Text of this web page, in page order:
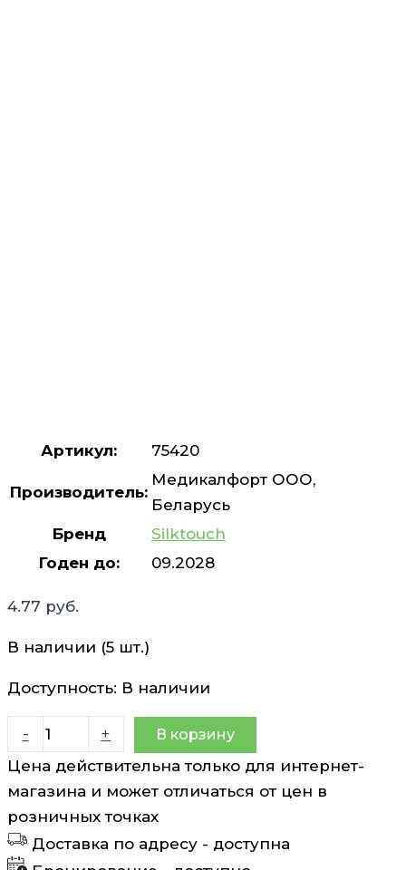
Артикул: 75420
Производитель:
Медикалфорт ООО,
Беларусь
Бренд
Silktouch
Годен до:
09.2028
4.77 руб.
В наличии (5 шт.)
Доступность: В наличии
-
Количество
товара
Бальзам
губ
Защитный
+ В корзину
Цена действительна только для интернет-
магазина и может отличаться от цен в
розничных точках
Доставка по адресу - доступна